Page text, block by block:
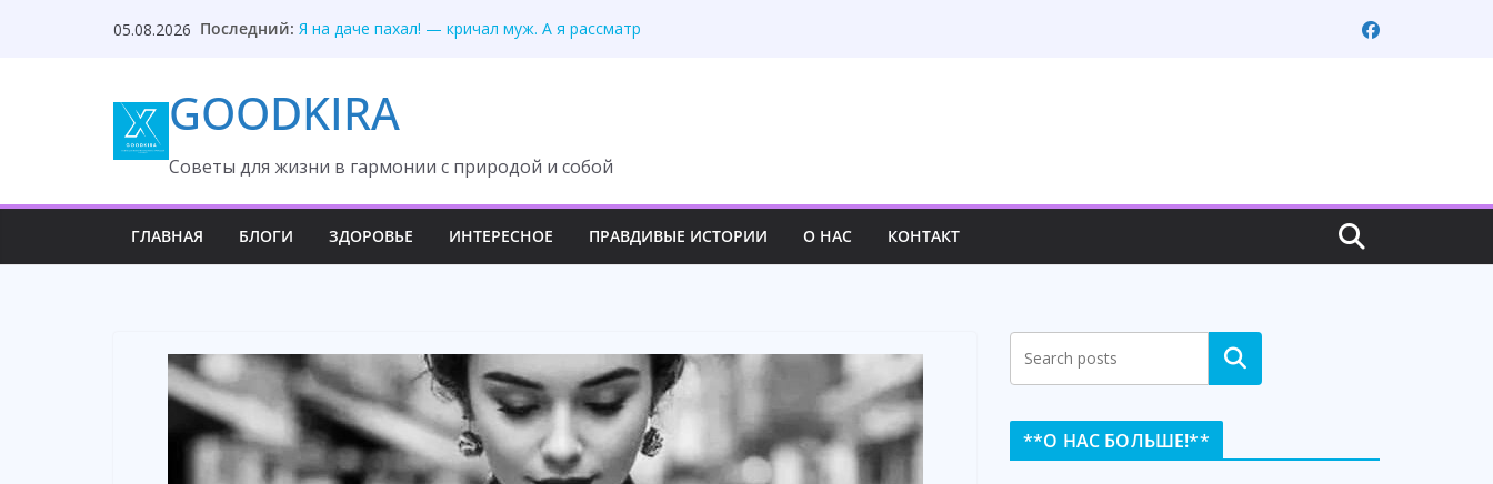
05.08.2026 Последний: Я на даче пахал! — кричал муж. А я рассматр
Муж предал, незнакомец подарил новую жизнь
Дочь раскрыла тайну второго телефона отца
GOODKIRA
Cоветы для жизни в гармонии с природой и собой
ГЛАВНАЯ БЛОГИ ЗДОРОВЬЕ ИНТЕРЕСНОЕ ПРАВДИВЫЕ ИСТОРИИ О НАС КОНТАКТ
Search
**О НАС БОЛЬШЕ!**